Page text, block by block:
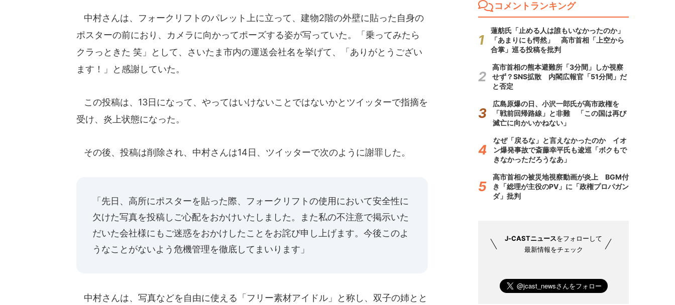
中村さんは、フォークリフトのパレット上に立って、建物2階の外壁に貼った自身の
ポスターの前におり、カメラに向かってポーズする姿が写っていた。「乗ってみたら
クラっときた 笑」として、さいたま市内の運送会社名を挙げて、「ありがとうござい
ます！」と感謝していた。
この投稿は、13日になって、やってはいけないことではないかとツイッターで指摘を
受け、炎上状態になった。
その後、投稿は削除され、中村さんは14日、ツイッターで次のように謝罪した。
「先日、高所にポスターを貼った際、フォークリフトの使用において安全性に
欠けた写真を投稿しご心配をおかけいたしました。また私の不注意で掲示いた
だいた会社様にもご迷惑をおかけしたことをお詫び申し上げます。今後このよ
うなことがないよう危機管理を徹底してまいります」
中村さんは、写真などを自由に使える「フリー素材アイドル」と称し、双子の姉とと
コメントランキング
蓮舫氏「止める人は誰もいなかったのか」
「あまりにも愕然」 高市首相「上空から
合掌」巡る投稿を批判
高市首相の熊本避難所「3分間」しか視察
せず？SNS拡散 内閣広報官「51分間」だ
と否定
広島原爆の日、小沢一郎氏が高市政権を
「戦前回帰路線」と非難 「この国は再び
滅亡に向かいかねない」
なぜ「戻るな」と言えなかったのか イオ
ン爆発事故で斎藤幸平氏も逡巡「ボクもで
きなかっただろうなあ」
高市首相の被災地視察動画が炎上 BGM付
き「総理が主役のPV」に「政権プロパガン
ダ」批判
J-CASTニュースをフォローして
最新情報をチェック